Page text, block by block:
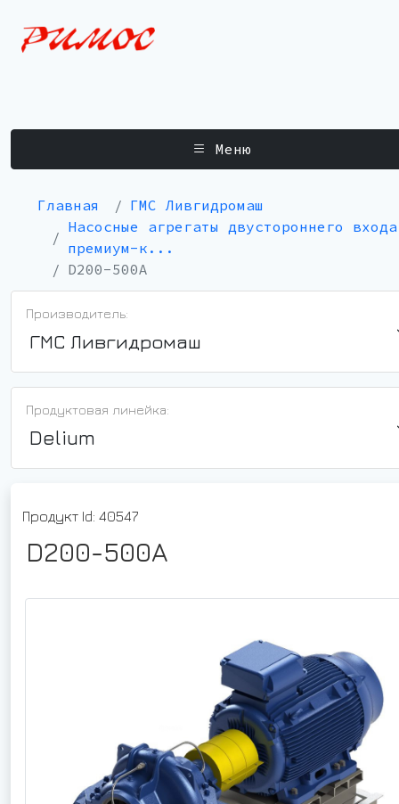
Меню
Главная
ГМС Ливгидромаш
Насосные агрегаты двустороннего входа
премиум-к...
D200-500A
Производитель:
ГМС Ливгидромаш
Продуктовая линейка:
Delium
Продукт Id: 40547
D200-500A